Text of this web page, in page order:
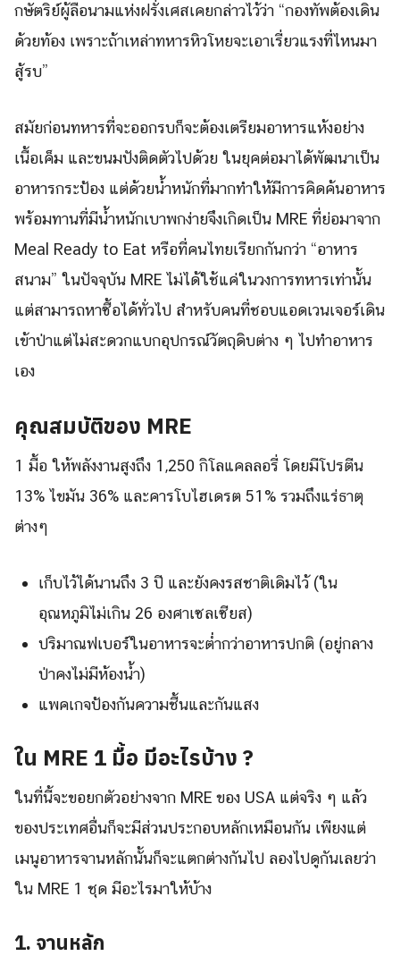
กษัตริย์ผู้ลือนามแห่งฝรั่งเศสเคยกล่าวไว้ว่า “กองทัพต้องเดิน
ด้วยท้อง เพราะถ้าเหล่าทหารหิวโหยจะเอาเรี่ยวแรงที่ไหนมา
สู้รบ”
สมัยก่อนทหารที่จะออกรบก็จะต้องเตรียมอาหารแห้งอย่าง
เนื้อเค็ม และขนมปังติดตัวไปด้วย ในยุคต่อมาได้พัฒนาเป็น
อาหารกระป้อง แต่ด้วยน้ำหนักที่มากทำให้มีการคิดค้นอาหาร
พร้อมทานที่มีน้ำหนักเบาพกง่ายจึงเกิดเป็น MRE ที่ย่อมาจาก
Meal Ready to Eat หรือที่คนไทยเรียกกันกว่า “อาหาร
สนาม” ในปัจจุบัน MRE ไม่ได้ใช้แค่ในวงการทหารเท่านั้น
แต่สามารถหาซื้อได้ทั่วไป สำหรับคนที่ชอบแอดเวนเจอร์เดิน
เข้าป่าแต่ไม่สะดวกแบกอุปกรณ์วัตถุดิบต่าง ๆ ไปทำอาหาร
เอง
คุณสมบัติของ MRE
1 มื้อ ให้พลังงานสูงถึง 1,250 กิโลแคลลอรี่ โดยมีโปรตีน
13% ไขมัน 36% และคารโบไฮเดรต 51% รวมถึงแร่ธาตุ
ต่างๆ
เก็บไว้ได้นานถึง 3 ปี และยังคงรสชาติเดิมไว้ (ใน
อุณหภูมิไม่เกิน 26 องศาเซลเซียส)
ปริมาณฟเบอร์ในอาหารจะต่ำกว่าอาหารปกติ (อยู่กลาง
ป่าคงไม่มีห้องน้ำ)
แพคเกจป้องกันความชื้นและกันแสง
ใน MRE 1 มื้อ มีอะไรบ้าง ?
ในที่นี้จะขอยกตัวอย่างจาก MRE ของ USA แต่จริง ๆ แล้ว
ของประเทศอื่นก็จะมีส่วนประกอบหลักเหมือนกัน เพียงแต่
เมนูอาหารจานหลักนั้นก็จะแตกต่างกันไป ลองไปดูกันเลยว่า
ใน MRE 1 ชุด มีอะไรมาให้บ้าง
1. จานหลัก